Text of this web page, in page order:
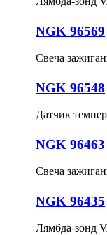
NGK 96569
Свеча
NGK 96548
Датчик
NGK 96463
Свеча
NGK 96435
Лямбда-зонд